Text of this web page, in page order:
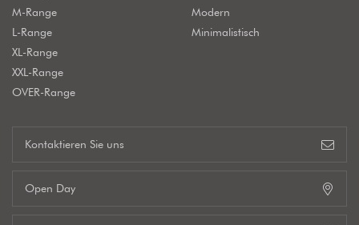
M-Range
L-Range
XL-Range
XXL-Range
OVER-Range
Modern
Minimalistisch
Kontaktieren Sie uns
Open Day